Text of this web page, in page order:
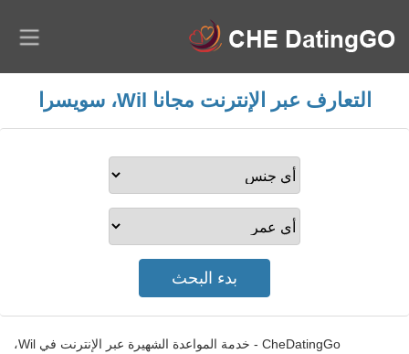
التعارف عبر الإنترنت مجانا Wil، سويسرا
CheDatingGo - خدمة المواعدة الشهيرة عبر الإنترنت في Wil،